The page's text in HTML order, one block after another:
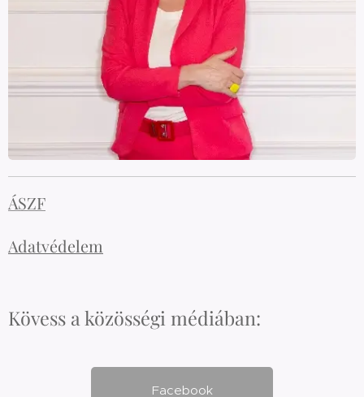
ÁSZF
Adatvédelem
Kövess a közösségi médiában:
Facebook